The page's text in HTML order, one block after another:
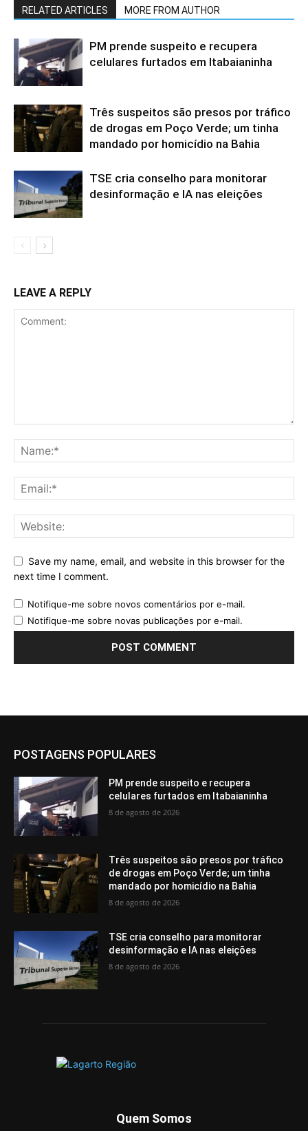
RELATED ARTICLES MORE FROM AUTHOR
PM prende suspeito e recupera
celulares furtados em Itabaianinha
Três suspeitos são presos por tráfico
de drogas em Poço Verde; um tinha
mandado por homicídio na Bahia
TSE cria conselho para monitorar
desinformação e IA nas eleições
LEAVE A REPLY
Save my name, email, and website in this browser for the
next time I comment.
Notifique-me sobre novos comentários por e-mail.
Notifique-me sobre novas publicações por e-mail.
POSTAGENS POPULARES
PM prende suspeito e recupera
celulares furtados em Itabaianinha
8 de agosto de 2026
Três suspeitos são presos por tráfico
de drogas em Poço Verde; um tinha
mandado por homicídio na Bahia
8 de agosto de 2026
TSE cria conselho para monitorar
desinformação e IA nas eleições
8 de agosto de 2026
Quem Somos